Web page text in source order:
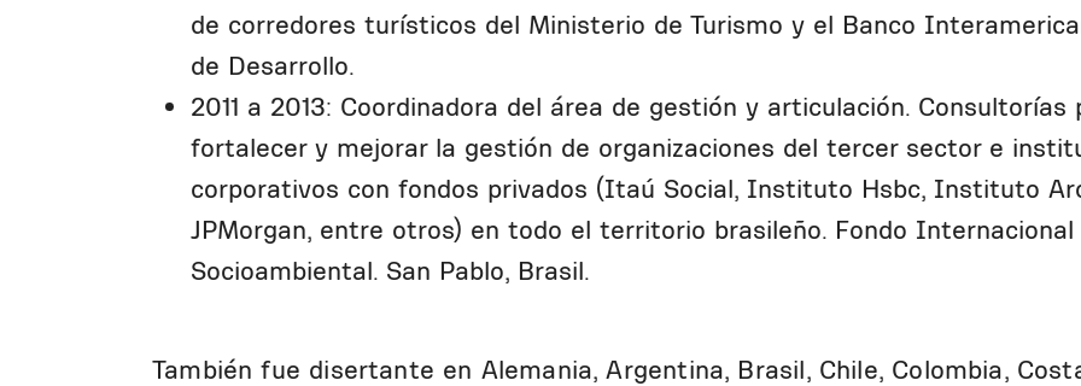
de corredores turísticos del Ministerio de Turismo y el Banco
de Desarrollo.
2011 a 2013: Coordinadora del área de gestión y articulación. Consultorías
fortalecer y mejorar la gestión de organizaciones del tercer sector e
corporativos con fondos privados (Itaú Social, Instituto Hsbc, Instituto
JPMorgan, entre otros) en todo el territorio brasileño. Fondo Internacional
Socioambiental. San Pablo, Brasil.
También fue disertante en Alemania, Argentina, Brasil, Chile, Colombia,